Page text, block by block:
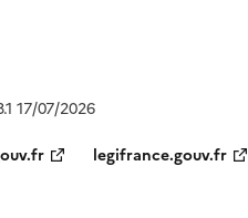
17/07/2026
legifrance.gouv.fr